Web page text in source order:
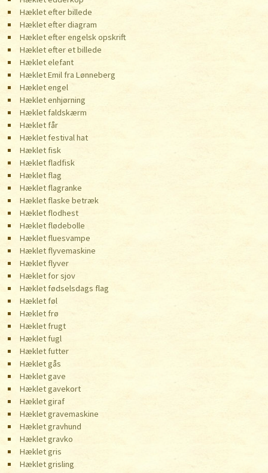
Hæklet efter billede
Hæklet efter diagram
Hæklet efter engelsk opskrift
Hæklet efter et billede
Hæklet elefant
Hæklet Emil fra Lønneberg
Hæklet engel
Hæklet enhjørning
Hæklet faldskærm
Hæklet får
Hæklet festival hat
Hæklet fisk
Hæklet fladfisk
Hæklet flag
Hæklet flagranke
Hæklet flaske betræk
Hæklet flodhest
Hæklet flødebolle
Hæklet fluesvampe
Hæklet flyvemaskine
Hæklet flyver
Hæklet for sjov
Hæklet fødselsdags flag
Hæklet føl
Hæklet frø
Hæklet frugt
Hæklet fugl
Hæklet futter
Hæklet gås
Hæklet gave
Hæklet gavekort
Hæklet giraf
Hæklet gravemaskine
Hæklet gravhund
Hæklet gravko
Hæklet gris
Hæklet grisling